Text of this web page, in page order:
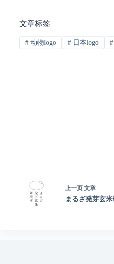
文章标签
#动物logo #日本logo #
上一页 文章
まるざ発芽玄